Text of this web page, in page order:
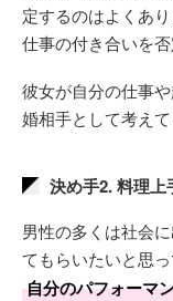
定するのはよくあ
仕事の付き合いを否
彼女が自分の仕事
婚相手として考えて
決め手2. 料理上
男性の多くは社会
てもらいたいと思
自分のパフォーマ